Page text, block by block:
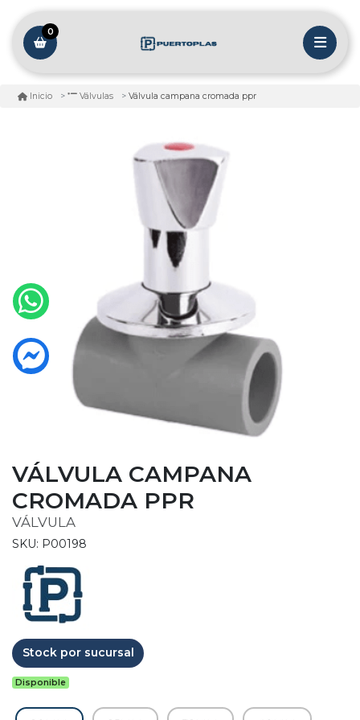
0
Inicio Válvulas Válvula campana cromada ppr
VÁLVULA CAMPANA
CROMADA PPR
VÁLVULA
SKU: P00198
Stock por sucursal
Disponible